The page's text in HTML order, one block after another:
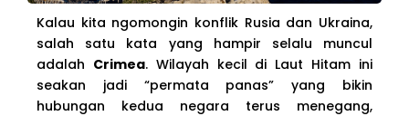
Kalau kita ngomongin konflik Rusia dan Ukraina,
salah satu kata yang hampir selalu muncul
adalah Crimea. Wilayah kecil di Laut Hitam ini
seakan jadi “permata panas” yang bikin
hubungan kedua negara terus menegang,